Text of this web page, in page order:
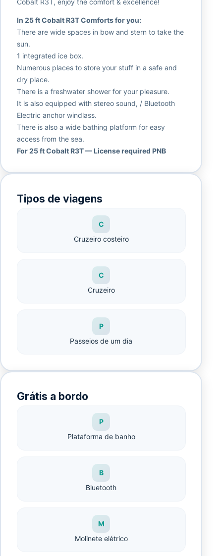
Cobalt R3T, enjoy the comfort & excellence!
In 25 ft Cobalt R3T Comforts for you:
There are wide spaces in bow and stern to take the
sun.
1 integrated ice box.
Numerous places to store your stuff in a safe and
dry place.
There is a freshwater shower for your pleasure.
It is also equipped with stereo sound, / Bluetooth
Electric anchor windlass.
There is also a wide bathing platform for easy
access from the sea.
For 25 ft Cobalt R3T — License required PNB
Tipos de viagens
C
Cruzeiro costeiro
C
Cruzeiro
P
Passeios de um dia
Grátis a bordo
P
Plataforma de banho
B
Bluetooth
M
Molinete elétrico